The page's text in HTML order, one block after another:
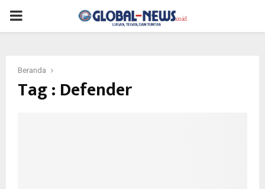
PRIMARY
Beranda
Tag : Defender